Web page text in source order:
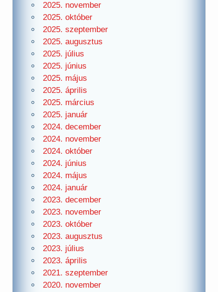
2025. november
2025. október
2025. szeptember
2025. augusztus
2025. július
2025. június
2025. május
2025. április
2025. március
2025. január
2024. december
2024. november
2024. október
2024. június
2024. május
2024. január
2023. december
2023. november
2023. október
2023. augusztus
2023. július
2023. április
2021. szeptember
2020. november